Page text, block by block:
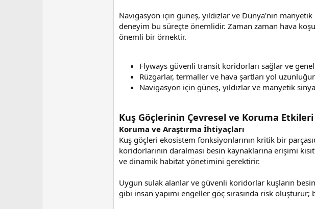
Navigasyon için güneş, yıldızlar ve Dünya'nın manyetik
deneyim bu süreçte önemlidir. Zaman zaman hava
önemli bir örnektir.
Flyways güvenli transit koridorları sağlar ve
Rüzgarlar, termaller ve hava şartları yol
Navigasyon için güneş, yıldızlar ve manyetik
Kuş Göçlerinin Çevresel ve Koruma Etkileri
Koruma ve Araştırma İhtiyaçları
Kuş göçleri ekosistem fonksiyonlarının kritik bir
koridorlarının daralması besin kaynaklarına erişimi
ve dinamik habitat yönetimini gerektirir.
Uygun sulak alanlar ve güvenli koridorlar kuşların
gibi insan yapımı engeller göç sırasında risk